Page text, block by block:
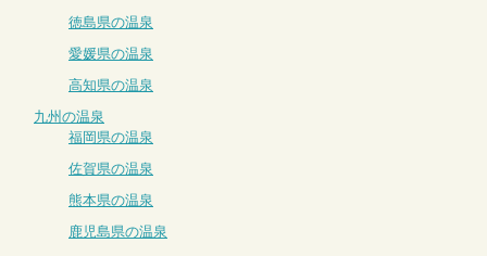
徳島県の温泉
愛媛県の温泉
高知県の温泉
九州の温泉
福岡県の温泉
佐賀県の温泉
熊本県の温泉
鹿児島県の温泉